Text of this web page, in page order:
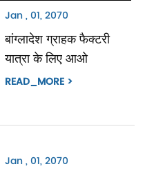
Jan , 01, 2070
बांग्लादेश ग्राहक फैक्टरी
यात्रा के लिए आओ
READ_MORE >
Jan , 01, 2070